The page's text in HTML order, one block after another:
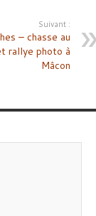
Suivant :
– chasse au
rallye photo à
Mâcon